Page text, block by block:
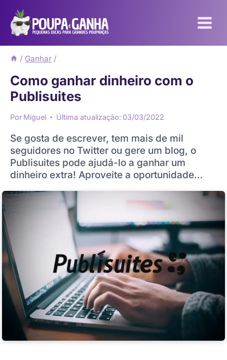
para
Conteúdo
/ Ganhar /
Como ganhar dinheiro com o
Publisuites
Por Miguel Última atualização: 03/03/2022
Se gosta de escrever, tem mais de mil
seguidores no Twitter ou gere um blog, o
Publisuites pode ajudá-lo a ganhar um
dinheiro extra! Aproveite a oportunidade…